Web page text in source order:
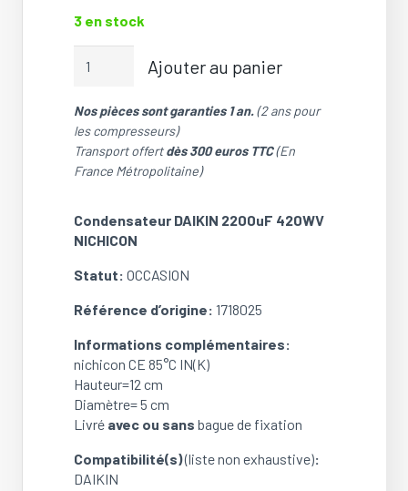
3 en stock
/
Capacitor
NICHICON
2200µF
pour
DAIKIN
1718025)
Ajouter au panier
Nos pièces sont garanties 1 an.(2 ans pour
les compresseurs)
Transport offertdès 300 euros TTC(En
France Métropolitaine)
Condensateur DAIKIN 2200uF 420WV
NICHICON
Statut: OCCASION
Référence d’origine: 1718025
Informations complémentaires:
nichicon CE 85°C IN(K)
Hauteur=12 cm
Diamètre= 5 cm
Livré avec ou sans bague de fixation
Compatibilité(s)(liste non exhaustive):
DAIKIN